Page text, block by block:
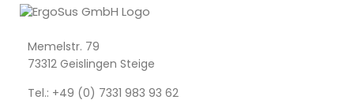
Memelstr. 79
73312 Geislingen Steige
Tel.: +49 (0) 7331 983 93 62